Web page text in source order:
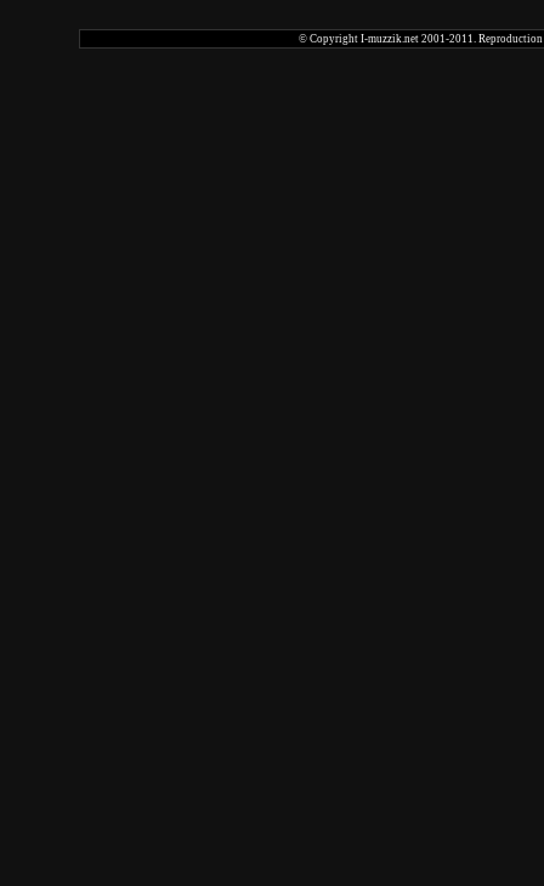
© Copyright I-muzzik.net 2001-2011. Reproduction